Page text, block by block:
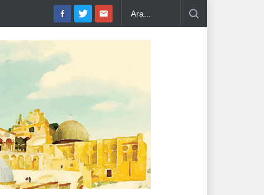
PEZEŞKİYAN'DAN HALİL EL HAYYE'YE TEBRİK